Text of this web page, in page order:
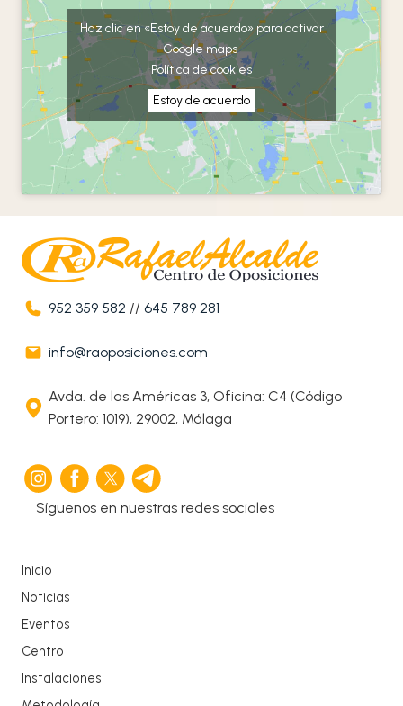
Haz clic en «Estoy de acuerdo» para activar
Google maps
Política de cookies
Estoy de acuerdo
952 359 582 //645 789 281
info@raoposiciones.com
Avda. de las Américas 3, Oficina: C4 (Código
Portero: 1019), 29002, Málaga
Síguenos en nuestras redes sociales
Inicio
Noticias
Eventos
Centro
Instalaciones